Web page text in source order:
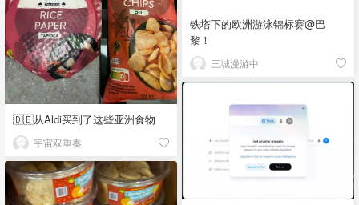
铁塔下的欧洲游泳锦标赛@巴
黎！
三城漫游中
🇩🇪从Aldi买到了这些亚洲食物
宇宙双重奏